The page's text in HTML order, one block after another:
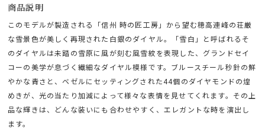
商品説明
このモデルが製造される「信州 時の匠工房」から望む穂高連峰の荘厳
な雪景色が美しく再現された白銀のダイヤル。「雪白」と呼ばれるそ
のダイヤルは未踏の雪原に風が刻む風雪紋を表現した、グランドセイ
コーの美学が息づく繊細なダイヤル模様です。ブルースチール秒針の鮮
やかな青さと、ベゼルにセッティングされた44個のダイヤモンドの煌
めきが、光の当たり加減によって様々な表情を見せてくれます。その上
品な輝きは、どんな装いにも合わせやすく、エレガントな時を演出し
ます。